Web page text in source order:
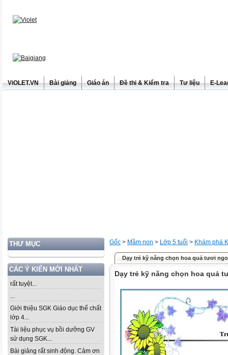
ViOLET.VN Bài giảng Giáo án Đề thi & Kiểm tra Tư liệu E-
THƯ MỤC
CÁC Ý KIẾN MỚI NHẤT
rất tuyệt...
...
Giới thiệu SGK Giáo dục thể chất
lớp 4...
Tài liệu phục vụ bồi dưỡng GV
sử dụng SGK...
Bài giảng rất sinh động. Cảm ơn
Gốc > Mầm non > Lớp 5 tuổi > Khám phá
Dạy trẻ kỹ năng chọn hoa quả tươi
Dạy trẻ kỹ năng chọn hoa quả